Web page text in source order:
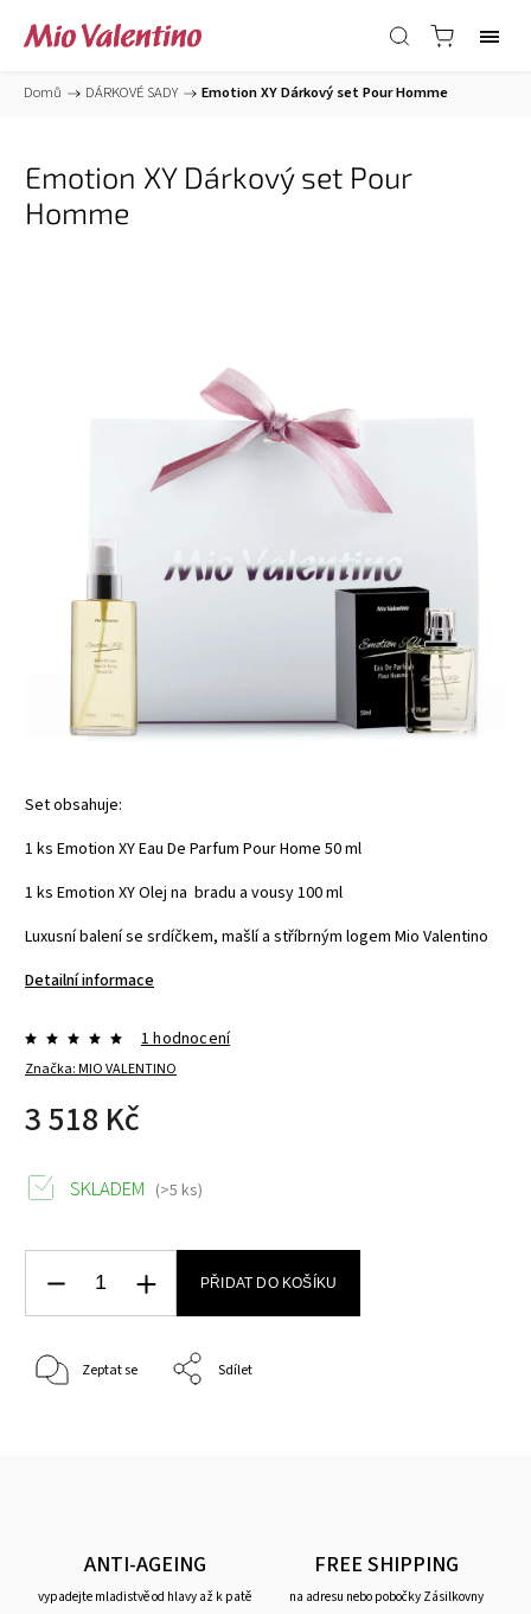
Domů / DÁRKOVÉ SADY / Emotion XY Dárkový set Pour Homme
Emotion XY Dárkový set Pour
Homme
Set obsahuje:
1 ks Emotion XY Eau De Parfum Pour Home 50 ml
1 ks Emotion XY Olej na bradu a vousy 100 ml
Luxusní balení se srdíčkem, mašlí a stříbrným logem Mio Valentino
Detailní informace
Značka:MIO VALENTINO
1 hodnocení
3 518 Kč
SKLADEM (>5 ks)
PŘIDAT DO KOŠÍKU
Zeptat se Sdílet
ANTI-AGEING
vypadejte mladistvě od hlavy až k patě
FREE SHIPPING
na adresu nebo pobočky Zásilkovny